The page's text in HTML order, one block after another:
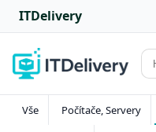
ITDelivery
Vše Počítače, Servery